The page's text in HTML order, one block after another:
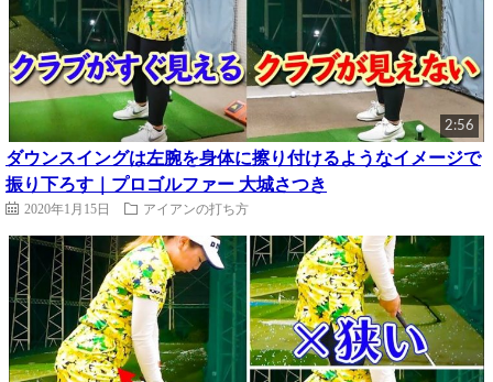
2:56
ダウンスイングは左腕を身体に擦り付けるようなイメージで
振り下ろす｜プロゴルファー 大城さつき
2020年1月15日 アイアンの打ち方